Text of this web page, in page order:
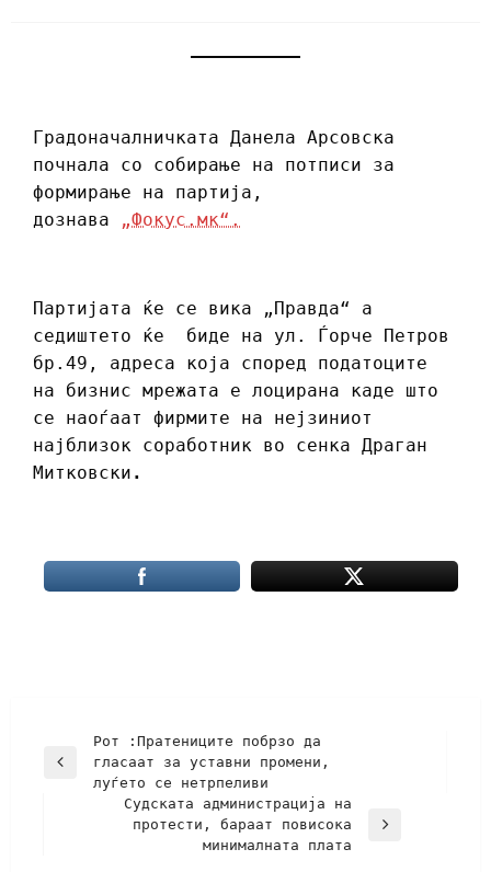
Градоначалничката Данела Арсовска
почнала со собирање на потписи за
формирање на партија,
дознава
„Фокус.мк“.
Партијата ќе се вика „Правда“ а
седиштето ќе биде на ул. Ѓорче Петров
бр.49, адреса која според податоците
на бизнис мрежата е лоцирана каде што
се наоѓаат фирмите на нејзиниот
најблизок соработник во сенка Драган
Митковски .
Рот :Пратениците побрзо да
гласаат за уставни промени,
луѓето се нетрпеливи
Судската администрација на
протести, бараат повисока
минималната плата